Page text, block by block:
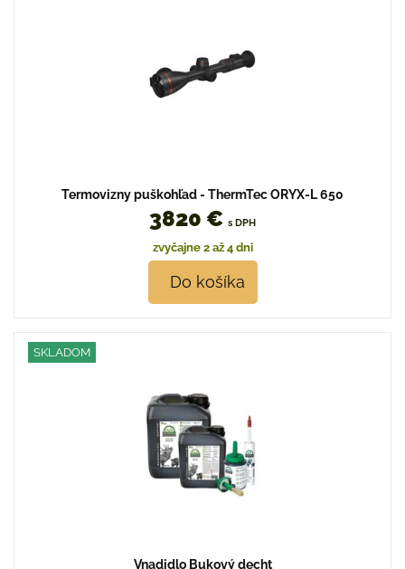
Termovizny puškohľad - ThermTec ORYX-L 650
3820 € s DPH
zvyčajne 2 až 4 dni
Do košíka
SKLADOM
Vnadidlo Bukový decht